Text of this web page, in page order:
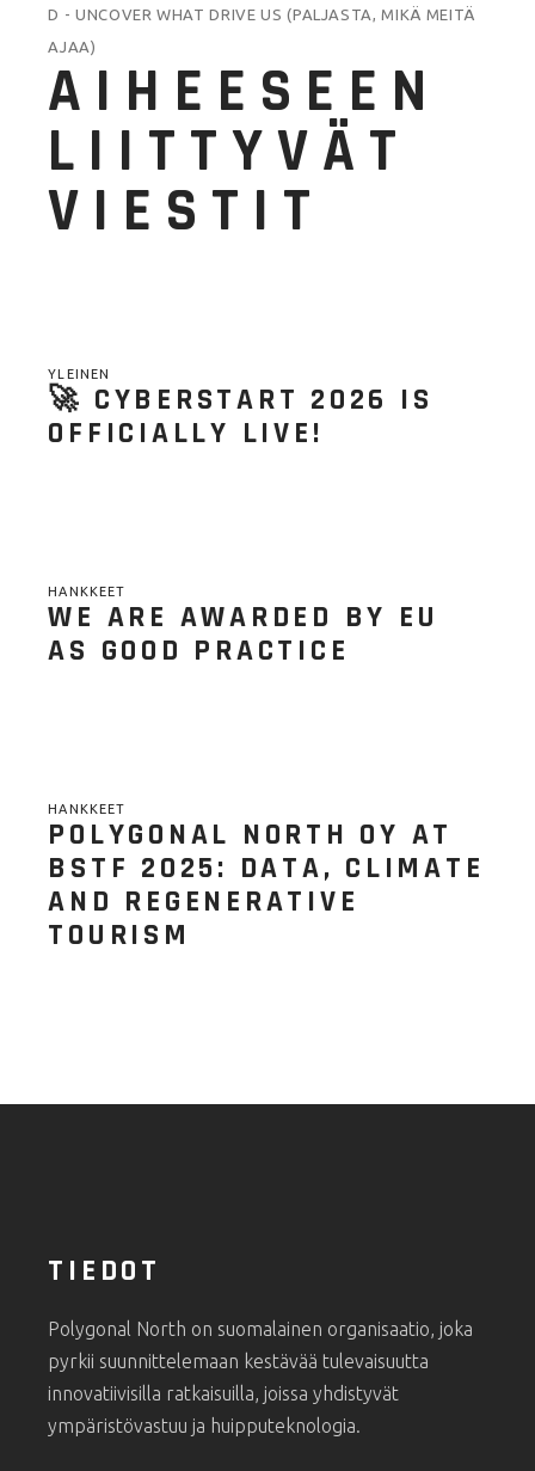
D - UNCOVER WHAT DRIVE US (PALJASTA, MIKÄ MEITÄ
AJAA)
AIHEESEEN
LIITTYVÄT
VIESTIT
YLEINEN
🚀 CYBERSTART 2026 IS
OFFICIALLY LIVE!
HANKKEET
WE ARE AWARDED BY EU
AS GOOD PRACTICE
HANKKEET
POLYGONAL NORTH OY AT
BSTF 2025: DATA, CLIMATE
AND REGENERATIVE
TOURISM
TIEDOT
Polygonal North on suomalainen organisaatio, joka
pyrkii suunnittelemaan kestävää tulevaisuutta
innovatiivisilla ratkaisuilla, joissa yhdistyvät
ympäristövastuu ja huipputeknologia.